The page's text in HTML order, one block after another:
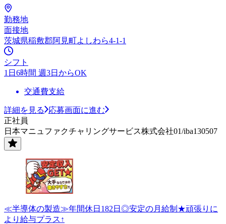
勤務地
面接地
茨城県稲敷郡阿見町よしわら4-1-1
シフト
1日6時間 週3日からOK
交通費支給
詳細を見る
応募画面に進む
正社員
日本マニュファクチャリングサービス株式会社01/iba130507
≪半導体の製造≫年間休日182日◎安定の月給制★頑張りに
より給与プラス↑